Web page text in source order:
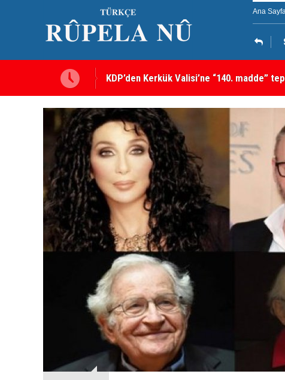
Ana
KDP’den Kerkük Valisi’ne “140. madde”
Kerkük’te Kürt partilerden 7 maddelik